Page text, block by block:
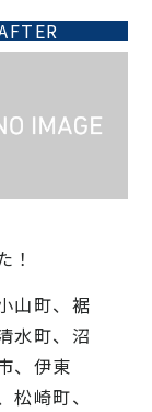
！
山町、裾
水町、沼
、伊東
崎町、